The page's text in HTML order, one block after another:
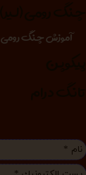
آموزش چنگ رومی